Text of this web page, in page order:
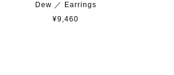
Dew ／ Earrings
¥9,460